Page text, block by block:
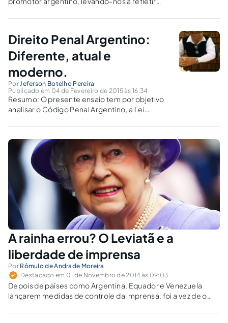
agressão à Justiça e precisa ser solucionado.
Direito Penal Argentino:
Diferente, atual e
moderno.
PorJeferson Botelho Pereira
Publicado em 04 de Fevereiro de 2015 às 16:34
Resumo: O presente ensaio tem por objetivo
analisar o Código Penal Argentino, a Lei
tema, mas procurando apontar as normas
gerais de aplicação e os tipos penais
existentes.
A rainha errou? O Leviatã e a
liberdade de imprensa
Por Rômulo de Andrade Moreira
Destacado em 01 de Novembro de 2014 às 09:03
Depois de países como Argentina, Equador e Venezuela
lançarem medidas de controle da imprensa, foi a vez de o